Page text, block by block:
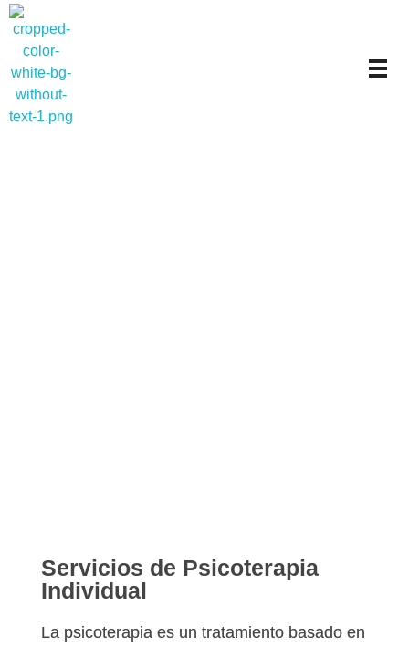
Servicios de Psicoterapia
Individual
La psicoterapia es un tratamiento basado en